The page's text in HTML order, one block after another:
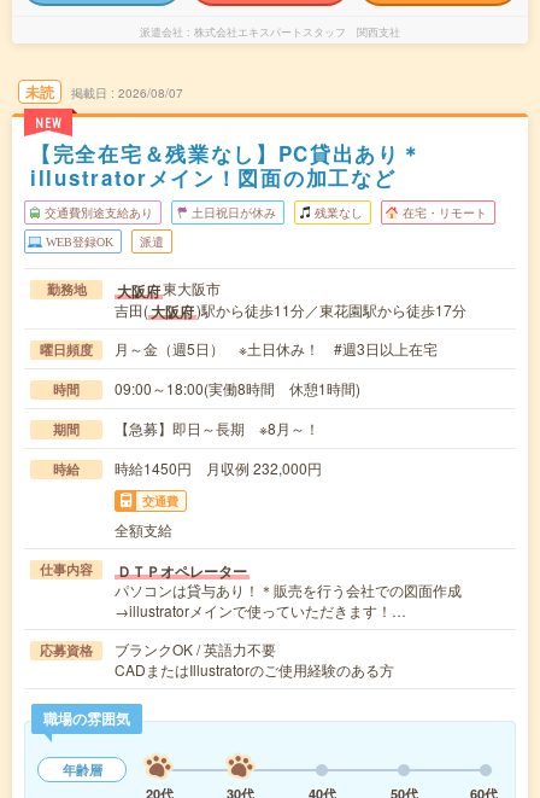
派遣会社 株式会社エキスパートスタッフ 関西支社
未読
NEW
掲載日 2026/08/07
【完全在宅＆残業なし】PC貸出あり＊
illustratorメイン！図面の加工など
交通費別途支給あり 土日祝日が休み 残業なし 在宅・リモート
WEB登録OK 派遣
勤務地 大阪府東大阪市
吉田(大阪府)駅から徒歩11分／東花園駅から徒歩17分
曜日頻度 月～金（週5日） ※土日休み！ #週3日以上在宅
時間 09:00～18:00(実働8時間 休憩1時間)
期間 【急募】即日～長期 ※8月～！
時給 時給1450円 月収例 232,000円
交通費
全額支給
仕事内容 ＤＴＰオペレーター
パソコンは貸与あり！＊販売を行う会社での図面作成
→illustratorメインで使っていただきます！…
応募資格
ブランクOK / 英語力不要
CADまたはIllustratorのご使用経験のある方
職場の雰囲気
年齢層
20代
30代 40代 50代
60代